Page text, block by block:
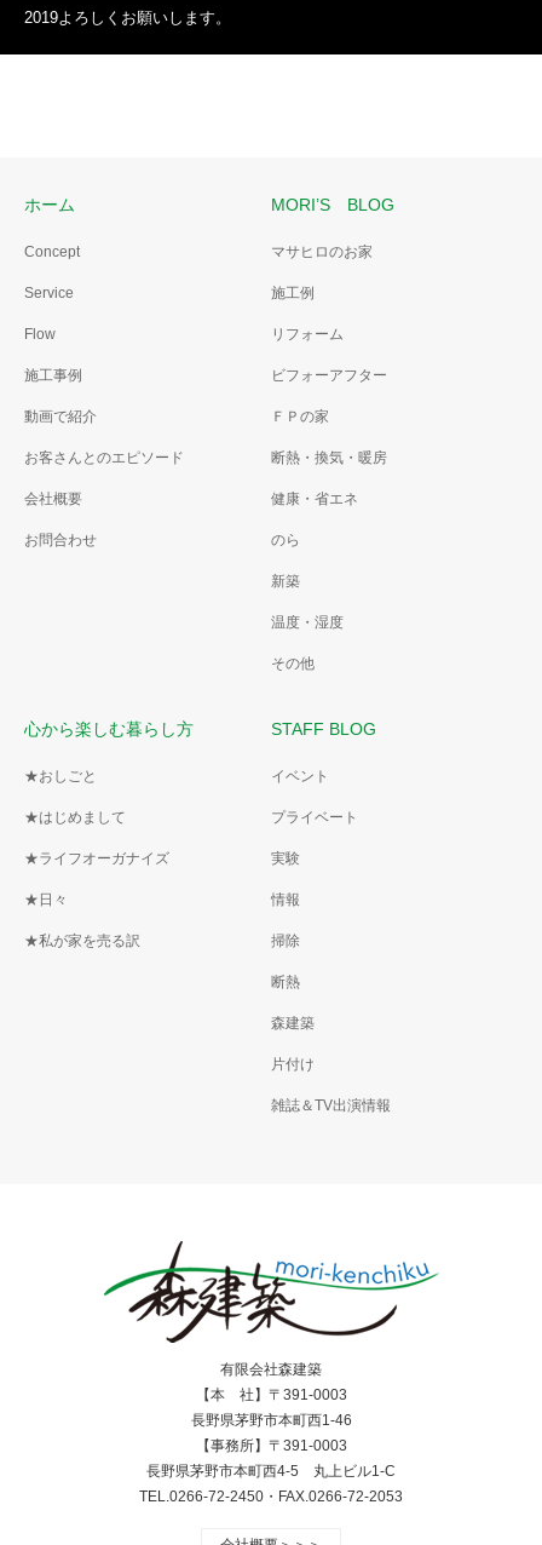
2019よろしくお願いします。
ホーム
Concept
Service
Flow
施工事例
動画で紹介
お客さんとのエピソード
会社概要
お問合わせ
MORI’S BLOG
マサヒロのお家
施工例
リフォーム
ビフォーアフター
ＦＰの家
断熱・換気・暖房
健康・省エネ
のら
新築
温度・湿度
その他
心から楽しむ暮らし方
★おしごと
★はじめまして
★ライフオーガナイズ
★日々
★私が家を売る訳
STAFF BLOG
イベント
プライベート
実験
情報
掃除
断熱
森建築
片付け
雑誌＆TV出演情報
有限会社森建築
【本 社】〒391-0003
長野県茅野市本町西1-46
【事務所】〒391-0003
長野県茅野市本町西4-5 丸上ビル1-C
TEL.0266-72-2450・FAX.0266-72-2053